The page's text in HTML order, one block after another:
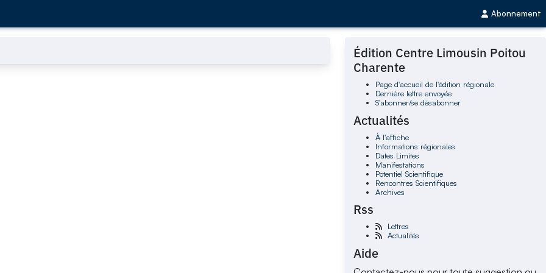
Abonnement
Édition Centre Limousin Poitou
Charente
Page d'accueil de l'édition régionale
Dernière lettre envoyée
S'abonner/se désabonner
Actualités
À l'affiche
Informations régionales
Dates Limites
Manifestations
Potentiel Scientifique
Rencontres Scientifiques
Archives
Rss
Lettres
Actualités
Aide